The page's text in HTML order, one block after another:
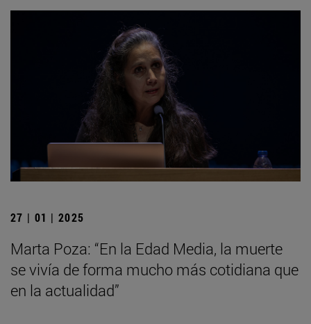
27 | 01 | 2025
Marta Poza: “En la Edad Media, la muerte
se vivía de forma mucho más cotidiana que
en la actualidad”